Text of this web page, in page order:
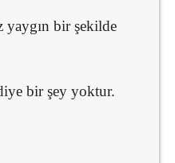
yaygın bir şekilde
bir şey yoktur.